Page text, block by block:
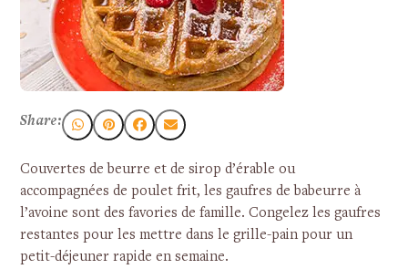
Share:
Couvertes de beurre et de sirop d’érable ou
accompagnées de poulet frit, les gaufres de babeurre à
l’avoine sont des favories de famille. Congelez les gaufres
restantes pour les mettre dans le grille-pain pour un
petit-déjeuner rapide en semaine.